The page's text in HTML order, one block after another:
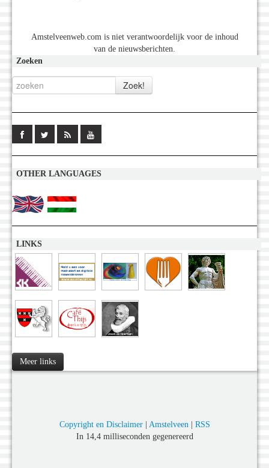
Amstelveenweb.com is niet verantwoordelijk voor de inhoud
van de nieuwsberichten.
Zoeken
OTHER LANGUAGES
LINKS
Meer links
Copyright en Disclaimer| Amstelveen
RSS
In 14,4 milliseconden gegenereerd